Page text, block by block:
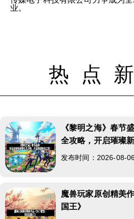
业。
热点
《黎明之海》春节
全攻略，开启璀璨
发布时间：2026-08-
魔兽玩家原创精美
国王》